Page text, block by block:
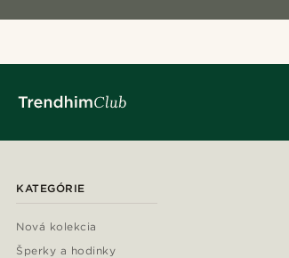
KATEGÓRIE
Nová kolekcia
Šperky a hodinky